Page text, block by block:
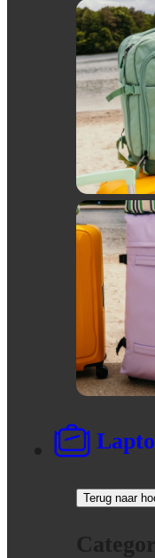
Terug naar